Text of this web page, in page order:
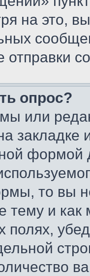
на это,
отправки
опрос?
или
формой
то вы
тему и
полях,